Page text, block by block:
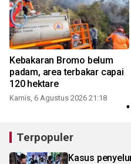
Kebakaran Bromo belum
padam, area terbakar capai
120 hektare
Kamis, 6 Agustus 2026 21:18
Terpopuler
Kasus